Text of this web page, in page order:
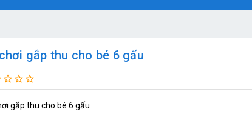
gắp thu cho bé 6 gấu
gắp thu cho bé 6 gấu